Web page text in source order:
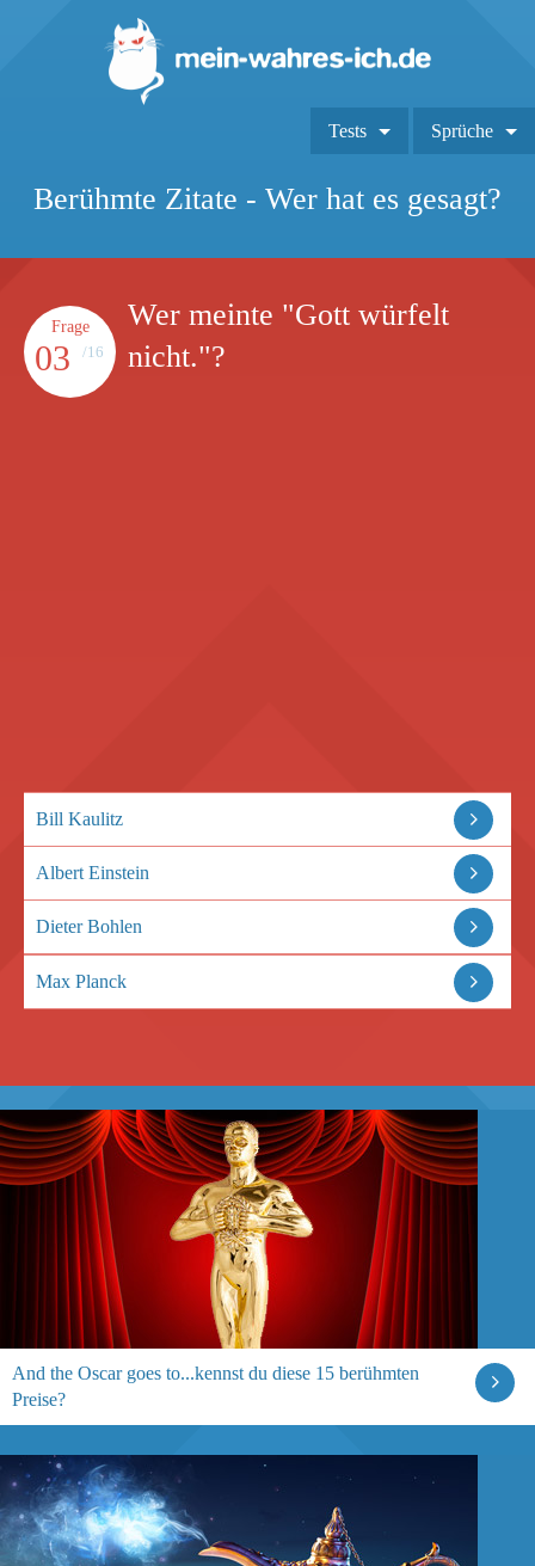
Tests Sprüche
Berühmte Zitate - Wer hat es gesagt?
Frage
03 /16
Wer meinte "Gott würfelt
nicht."?
Bill Kaulitz
Albert Einstein
Dieter Bohlen
Max Planck
And the Oscar goes to...kennst du diese 15 berühmten
Preise?